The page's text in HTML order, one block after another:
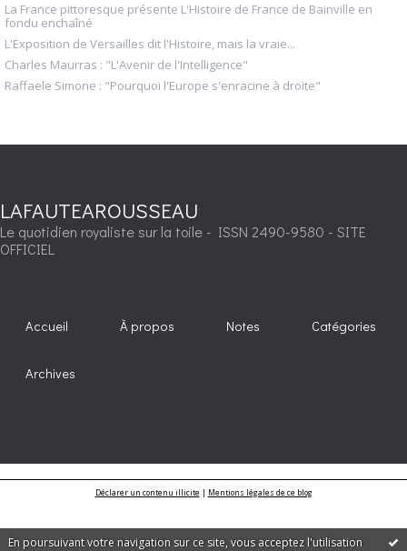
En poursuivant votre navigation sur ce site, vous acceptez l'utilisation
La France pittoresque présente L'Histoire de France de Bainville en
fondu enchaîné
L'Exposition de Versailles dit l'Histoire, mais la vraie...
Charles Maurras : "L'Avenir de l'Intelligence"
Raffaele Simone : "Pourquoi l'Europe s'enracine à droite"
LAFAUTEAROUSSEAU
Le quotidien royaliste sur la toile - ISSN 2490-9580 - SITE
OFFICIEL
Accueil À propos Notes Catégories
Archives
Déclarer un contenu illicite| Mentions légales de ce blog